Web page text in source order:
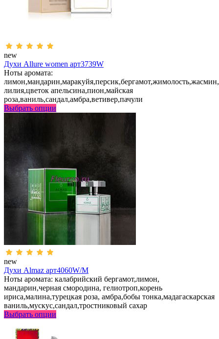
new
Духи Allure women арт3739W
Ноты аромата:
лилия,цветок апельсина,пион,майская
роза,ваниль,сандал,амбра,ветивер,пачули
Выбрать опции
new
Духи Almaz арт4060W/M
Ноты аромата: калабрийский бергамот,лимон,
мандарин,черная смородина, гелиотроп,корень
ириса,малина,турецкая роза, амбра,бобы тонка,мадагаскарская
ваниль,мускус,сандал,тростниковый сахар
Выбрать опции